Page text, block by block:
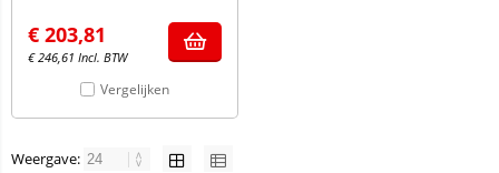
€ 203,81
€246,61 Incl. BTW
Vergelijken
Weergave: